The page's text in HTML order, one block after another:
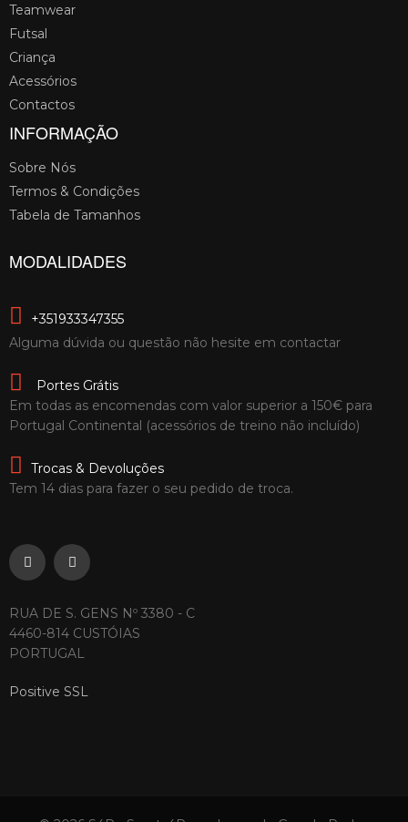
Teamwear
Futsal
Criança
Acessórios
Contactos
INFORMAÇÃO
Sobre Nós
Termos & Condições
Tabela de Tamanhos
MODALIDADES
+351933347355
Alguma dúvida ou questão não hesite em contactar
Portes Grátis
Em todas as encomendas com valor superior a 150€ para
Portugal Continental (acessórios de treino não incluído)
Trocas & Devoluções
Tem 14 dias para fazer o seu pedido de troca.
RUA DE S. GENS Nº 3380 - C
4460-814 CUSTÓIAS
PORTUGAL
Positive SSL